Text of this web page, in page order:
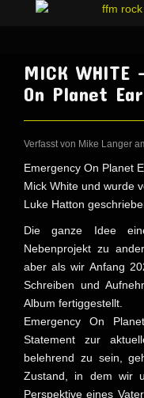
MICK
On Planet
Verfasst von Mike Langer
Emergency On Planet
Mick White und wurde
Luke Hatton
Die ganze Idee
Nebenprojekt zu
aber als wir Anfang
Schreiben und
Album fertiggestellt.
Emergency On
Statement zur
belehrend zu sein,
Zustand, in dem wir
Perspektive eines